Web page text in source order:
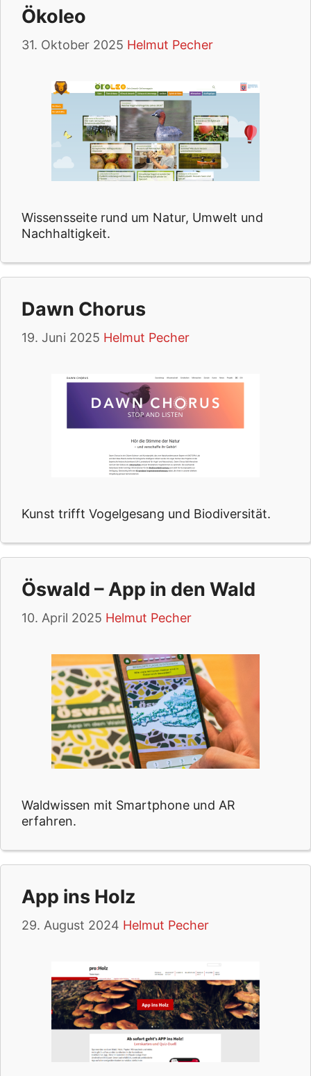
Ökoleo
31. Oktober 2025 Helmut Pecher
Wissensseite rund um Natur, Umwelt und
Nachhaltigkeit.
Dawn Chorus
19. Juni 2025 Helmut Pecher
Kunst trifft Vogelgesang und Biodiversität.
Öswald – App in den Wald
10. April 2025 Helmut Pecher
Waldwissen mit Smartphone und AR
erfahren.
App ins Holz
29. August 2024 Helmut Pecher